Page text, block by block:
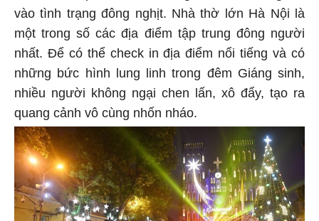
vào tình trạng đông nghịt. Nhà thờ lớn Hà Nội là
một trong số các địa điểm tập trung đông người
nhất. Để có thể check in địa điểm nổi tiếng và có
những bức hình lung linh trong đêm Giáng sinh,
nhiều người không ngại chen lấn, xô đẩy, tạo ra
quang cảnh vô cùng nhốn nháo.